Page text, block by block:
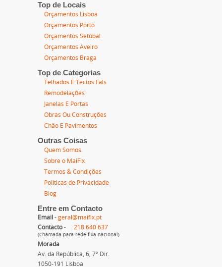
Top de Locais
Orçamentos Lisboa
Orçamentos Porto
Orçamentos Setúbal
Orçamentos Aveiro
Orçamentos Braga
Top de Categorias
Telhados E Tectos Fals
Remodelações
Janelas E Portas
Obras Ou Construções
Chão E Pavimentos
Outras Coisas
Quem Somos
Sobre o MaiFix
Termos & Condições
Políticas de Privacidade
Blog
Entre em Contacto
Email - geral@maifix.pt
Contacto - 218 640 637
(Chamada para rede fixa nacional)
Morada
Av. da República, 6, 7º Dir.
1050-191 Lisboa